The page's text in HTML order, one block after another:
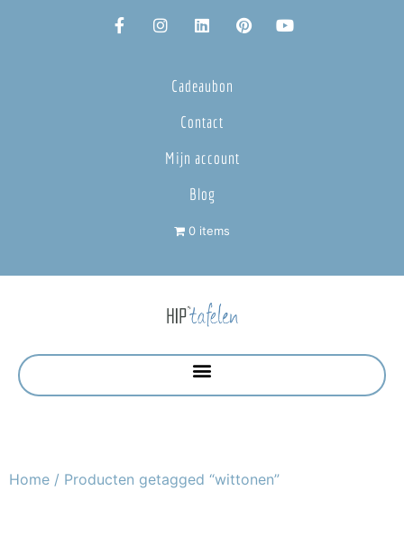
Cadeaubon
Contact
Mijn account
Blog
0 items
Home / Producten getagged “wittonen”